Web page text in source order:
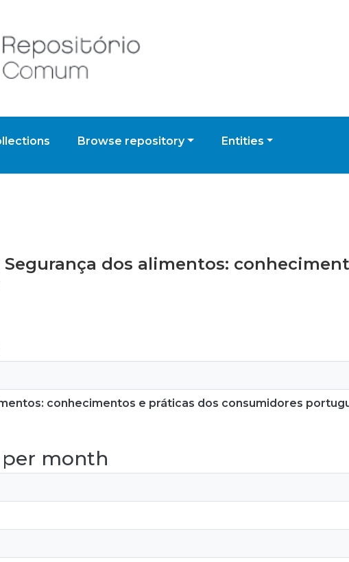
Browse repository Entities
dos alimentos:
conhecimentos e práticas dos consumidores
per month